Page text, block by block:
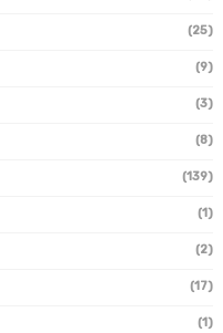
(25)
(9)
(3)
(8)
(139)
(1)
(2)
(17)
(1)